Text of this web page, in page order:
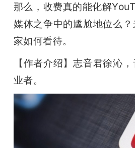
那么，收费真的能化解
媒体之争中的尴尬地位么
家如何看待。
【作者介绍】志音君徐沁
业者。